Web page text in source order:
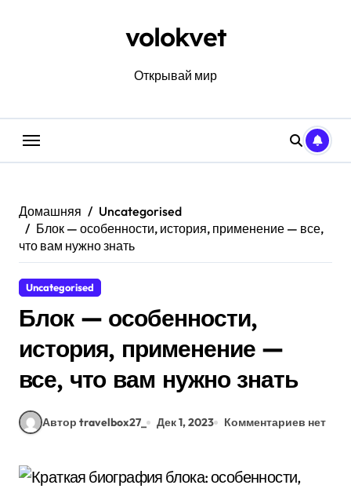
volokvet
Открывай мир
Домашняя
Uncategorised
Блок — особенности, история, применение — все,
что вам нужно знать
Uncategorised
Блок — особенности,
история, применение —
все, что вам нужно знать
Автор travelbox27_ Дек 1, 2023 Комментариев нет